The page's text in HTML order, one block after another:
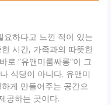
요하다고 느낀 적이 있는
시간, 가족과의 따뜻한
로 “유앤미룸싸롱”이 그
식당이 아니다. 유앤미
게 만들어주는 공간으
공하는 곳이다.